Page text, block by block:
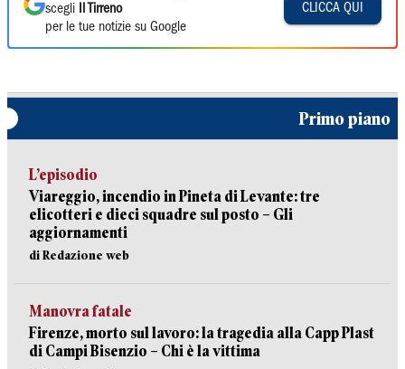
scegli
Il Tirreno
per le tue notizie su Google
CLICCA QUI
Primo piano
L’episodio
Viareggio, incendio in Pineta di Levante: tre
elicotteri e dieci squadre sul posto – Gli
aggiornamenti
di Redazione web
Manovra fatale
Firenze, morto sul lavoro: la tragedia alla Capp Plast
di Campi Bisenzio – Chi è la vittima